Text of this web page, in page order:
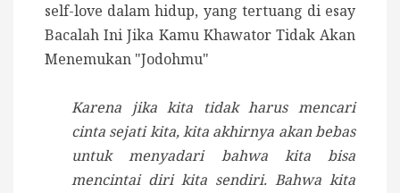
self-love dalam hidup, yang tertuang di esay
Bacalah Ini Jika Kamu Khawator Tidak Akan
Menemukan "Jodohmu"
Karena jika kita tidak harus mencari
cinta sejati kita, kita akhirnya akan bebas
untuk menyadari bahwa kita bisa
mencintai diri kita sendiri. Bahwa kita